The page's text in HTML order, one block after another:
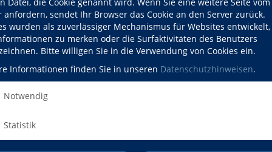
anfordern, sendet Ihr Browser das Cookie an den Server zurück.
wurden als zuverlässiger Mechanismus für Websites
zu merken oder die Surfaktivitäten des Benutzers
Bitte willigen Sie in die Verwendung von Cookies ein.
Informationen finden Sie in unseren Datenschutzhinweisen.
Notwendig
Statistik
08:30 Uhr
Mi., 09.09.2026
19:30 Uhr
Mo., 14.09.2026
18:30 Uhr